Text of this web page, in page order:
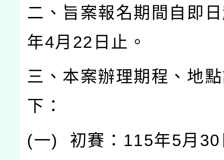
二、旨案報名期間自即
年4月 22 日止。
三、本案辦理期程、地
下：
(一) 初賽： 115年5月 30